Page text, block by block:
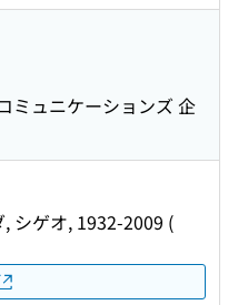
ミュニケーションズ 企
, シゲオ, 1932-2009 (